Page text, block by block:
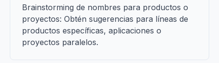
Brainstorming de nombres para productos o
proyectos: Obtén sugerencias para líneas de
productos específicas, aplicaciones o
proyectos paralelos.